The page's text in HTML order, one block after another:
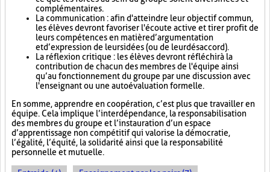
complémentaires.
La communication : afin d'atteindre leur objectif commun,
les élèves devront favoriser l'écoute active et tirer profit de
leurs compétences en matière d’argumentation
et d’expression de leurs idées (ou de leur désaccord).
La réflexion critique : les élèves devront réfléchir à la
contribution de chacun des membres de l'équipe ainsi
qu’au fonctionnement du groupe par une discussion avec
l'enseignant ou une autoévaluation formelle.
En somme, apprendre en coopération, c’est plus que travailler en
équipe. Cela implique l’interdépendance, la responsabilisation
des membres du groupe et l’instauration d’un espace
d’apprentissage non compétitif qui valorise la démocratie,
l’égalité, l’équité, la solidarité ainsi que la responsabilité
personnelle et mutuelle.